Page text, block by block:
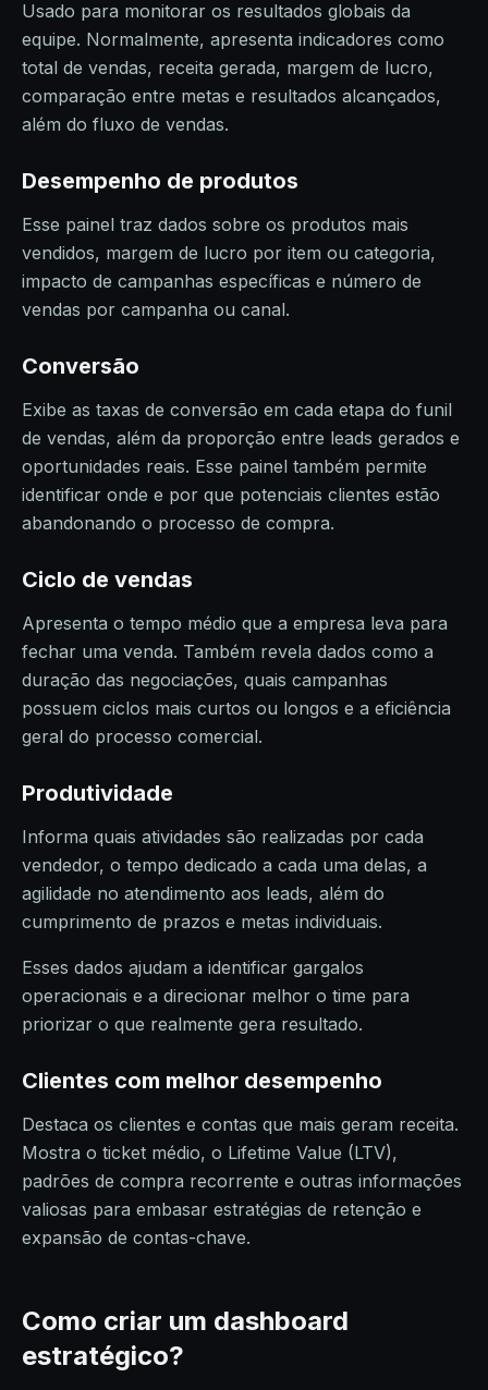
Usado para monitorar os resultados globais da
equipe. Normalmente, apresenta indicadores como
total de vendas, receita gerada, margem de lucro,
comparação entre metas e resultados alcançados,
além do fluxo de vendas.
Desempenho de produtos
Esse painel traz dados sobre os produtos mais
vendidos, margem de lucro por item ou categoria,
impacto de campanhas específicas e número de
vendas por campanha ou canal.
Conversão
Exibe as taxas de conversão em cada etapa do funil
de vendas, além da proporção entre leads gerados e
oportunidades reais. Esse painel também permite
identificar onde e por que potenciais clientes estão
abandonando o processo de compra.
Ciclo de vendas
Apresenta o tempo médio que a empresa leva para
fechar uma venda. Também revela dados como a
duração das negociações, quais campanhas
possuem ciclos mais curtos ou longos e a eficiência
geral do processo comercial.
Produtividade
Informa quais atividades são realizadas por cada
vendedor, o tempo dedicado a cada uma delas, a
agilidade no atendimento aos leads, além do
cumprimento de prazos e metas individuais.
Esses dados ajudam a identificar gargalos
operacionais e a direcionar melhor o time para
priorizar o que realmente gera resultado.
Clientes com melhor desempenho
Destaca os clientes e contas que mais geram receita.
Mostra o ticket médio, o Lifetime Value (LTV),
padrões de compra recorrente e outras informações
valiosas para embasar estratégias de retenção e
expansão de contas-chave.
Como criar um dashboard
estratégico?